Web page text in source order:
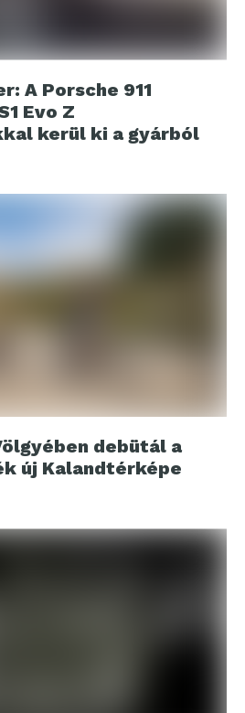
A Porsche 911
Evo Z
kerül ki a gyárból
debütál a
új Kalandtérképe